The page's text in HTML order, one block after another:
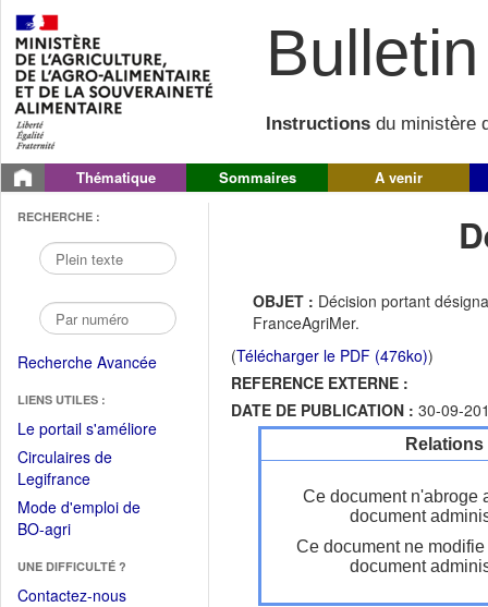
Instructions du ministère
Thématique Sommaires A venir
RECHERCHE :
Recherche Avancée
LIENS UTILES :
Le portail s'améliore(Fichier
Circulaires de
Legifrance(Ouvrir
dans
une
fenêtre)
Mode d'emploi de
BO-agri(Ouvrir
une
nouvelle
UNE DIFFICULTÉ ?
Contactez-nous
OBJET : Décision portant
FranceAgriMer.
(Télécharger le PDF (476ko))
REFERENCE EXTERNE :
DATE DE PUBLICATION : 30-09-
Ce document n'abroge
document
Ce document ne
document